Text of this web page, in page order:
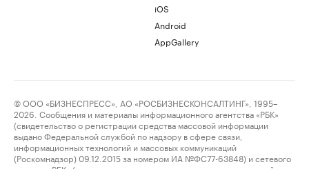
iOS
Android
AppGallery
© ООО «БИЗНЕСПРЕСС», АО «РОСБИЗНЕСКОНСАЛТИНГ», 1995–
2026. Сообщения и материалы информационного агентства «РБК»
(свидетельство о регистрации средства массовой информации
выдано Федеральной службой по надзору в сфере связи,
информационных технологий и массовых коммуникаций
(Роскомнадзор) 09.12.2015 за номером ИА №ФС77-63848) и сетевого